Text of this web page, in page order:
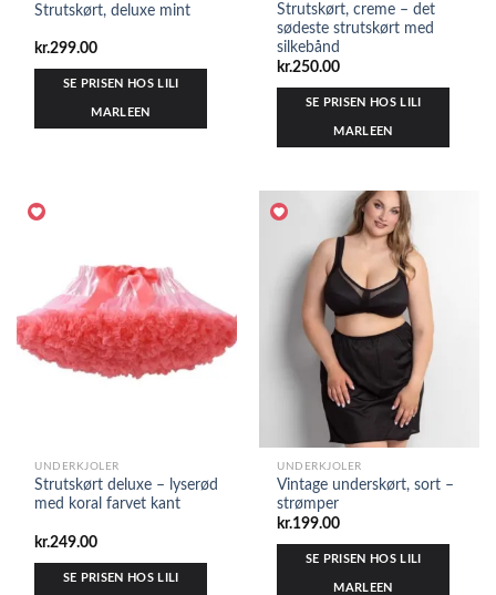
Strutskørt, deluxe mint
kr.299.00
SE PRISEN HOS LILI
MARLEEN
Strutskørt, creme – det
sødeste strutskørt med
silkebånd
kr.250.00
SE PRISEN HOS LILI
MARLEEN
UNDERKJOLER
Strutskørt deluxe – lyserød
med koral farvet kant
kr.249.00
SE PRISEN HOS LILI
UNDERKJOLER
Vintage underskørt, sort –
strømper
kr.199.00
SE PRISEN HOS LILI
MARLEEN